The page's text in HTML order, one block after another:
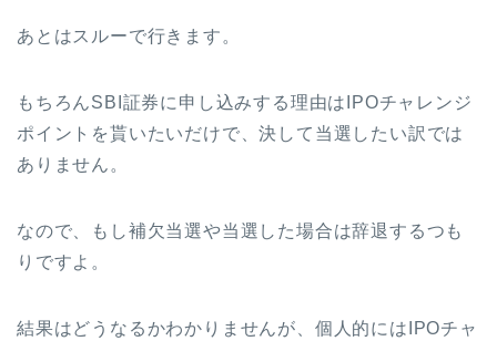
あとはスルーで行きます。
もちろんSBI証券に申し込みする理由はIPOチャレンジ
ポイントを貰いたいだけで、決して当選したい訳では
ありません。
なので、もし補欠当選や当選した場合は辞退するつも
りですよ。
結果はどうなるかわかりませんが、個人的にはIPOチャ